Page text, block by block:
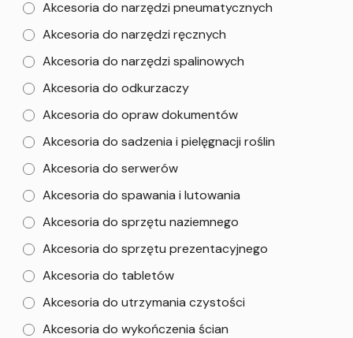
Akcesoria do narzędzi pneumatycznych
Akcesoria do narzędzi ręcznych
Akcesoria do narzędzi spalinowych
Akcesoria do odkurzaczy
Akcesoria do opraw dokumentów
Akcesoria do sadzenia i pielęgnacji roślin
Akcesoria do serwerów
Akcesoria do spawania i lutowania
Akcesoria do sprzętu naziemnego
Akcesoria do sprzętu prezentacyjnego
Akcesoria do tabletów
Akcesoria do utrzymania czystości
Akcesoria do wykończenia ścian